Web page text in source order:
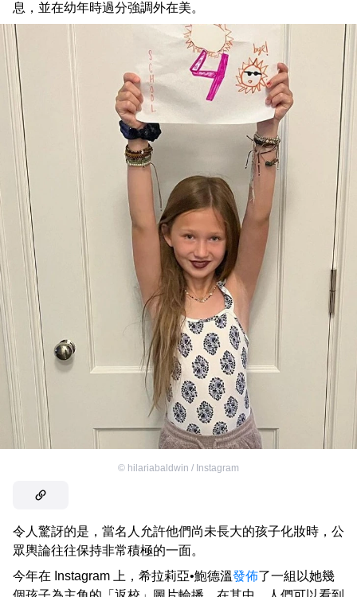
息，並在幼年時過分強調外在美。
© hilariabaldwin / Instagram
令人驚訝的是，當名人允許他們尚未長大的孩子化妝時，公
眾輿論往往保持非常積極的一面。
今年在 Instagram 上，希拉莉亞•鮑德溫發佈了一組以她幾